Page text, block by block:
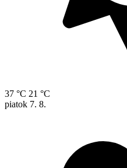
37 °C 21 °C
piatok 7. 8.